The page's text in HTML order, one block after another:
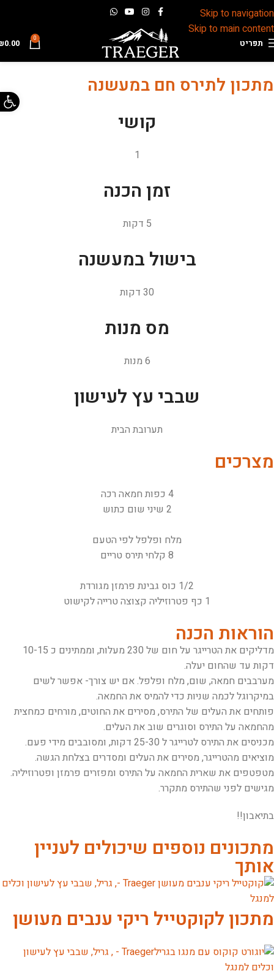
Skip to navigation
Skip to main content
תפריט 0
0.00
מתכון לתירס חם במעשנה
קושי
1
זמן הכנה
5 דקות
בישול במעשנה
30 דקות
מס מנות
6 מנות
שבבי עץ לעישון
תערובת הבית
מצרכים
4 כפות חמאה רכה
2 שיני שום כתוש
מלח ופלפל לפי הטעם
8 קלחי תירס טריים
1/2 כוס גבינת פרמזן מגורדת
1 כף פטרוזיליה קצוצה טרייה לקישוט
הוראות הכנה
מדליקים את הטרייגר על חום של 230 מעלות, וממתינים כ 10-15
דקות עד שהחום יעלה.
מערבבים חמאה, שום, מלח ופלפל. אם יש צורך- אפשר לשים
במיקרוגל לכמה שניות כדי להמיס את החמאה.
פותחים את העלים של התירס, מסירים את החוטים, מורחים כמחצית
מהחמאה על התירס וסוגרים שוב את העלים.
מכניסים את התירס לטרייגר ל 25-30 דקות, ומסובבים מידי פעם.
מוציאים מהטרייגר, מסירים את העלים ומסדרים בצלחת הגשה.
מטפטפים את שארית החמאה על התירס ומפזרים פרמזן ופטרוזיליה.
מגישים לפני שהתירס מתקרר.
בתיאבון!!
מתכונים נוספים שיכולים לעניין
אותך
מתכון לקוקטייל ריקי ענבים מעושן